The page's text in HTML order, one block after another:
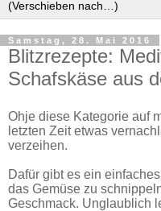
Samstag, 28. Mai 2016
Blitzrezepte:
Schafskäse aus
Ohje diese Kategorie auf
letzten Zeit etwas
verzeihen.
Dafür gibt es ein
das Gemüse zu
Geschmack. Unglaublich